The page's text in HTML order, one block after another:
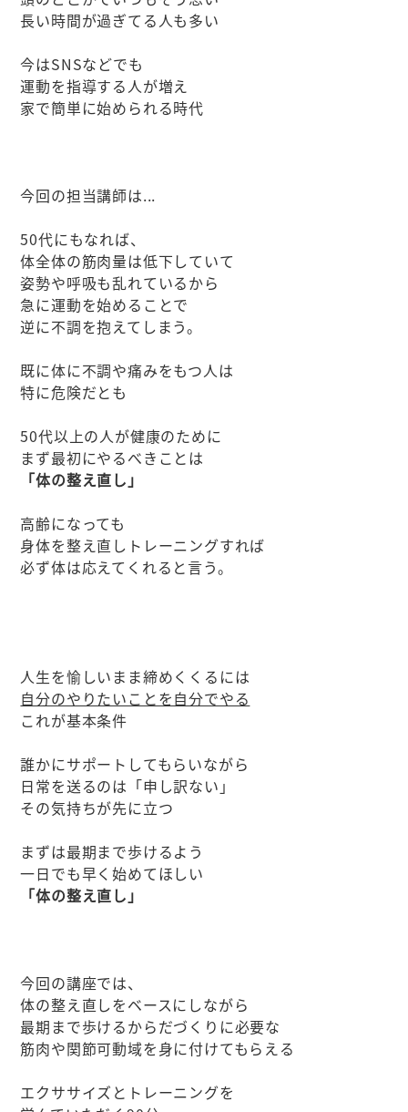
長い時間が過ぎてる人も多い
今はSNSなどでも
運動を指導する人が増え
家で簡単に始められる時代
今回の担当講師は...
50代にもなれば、
体全体の筋肉量は低下していて
姿勢や呼吸も乱れているから
急に運動を始めることで
逆に不調を抱えてしまう。
既に体に不調や痛みをもつ人は
特に危険だとも
50代以上の人が健康のために
まず最初にやるべきことは
「体の整え直し」
高齢になっても
身体を整え直しトレーニングすれば
必ず体は応えてくれると言う。
人生を愉しいまま締めくくるには
自分のやりたいことを自分でやる
これが基本条件
誰かにサポートしてもらいながら
日常を送るのは「申し訳ない」
その気持ちが先に立つ
まずは最期まで歩けるよう
一日でも早く始めてほしい
「体の整え直し」
今回の講座では、
体の整え直しをベースにしながら
最期まで歩けるからだづくりに必要な
筋肉や関節可動域を身に付けてもらえる
エクササイズとトレーニングを